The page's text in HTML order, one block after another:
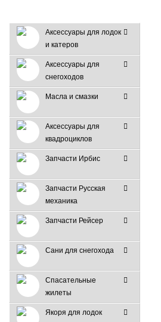
Аксессуары для лодок
и катеров
Аксессуары для
снегоходов
Масла и смазки
Аксессуары для
квадроциклов
Запчасти Ирбис
Запчасти Русская
механика
Запчасти Рейсер
Сани для снегохода
Спасательные
жилеты
Якоря для лодок